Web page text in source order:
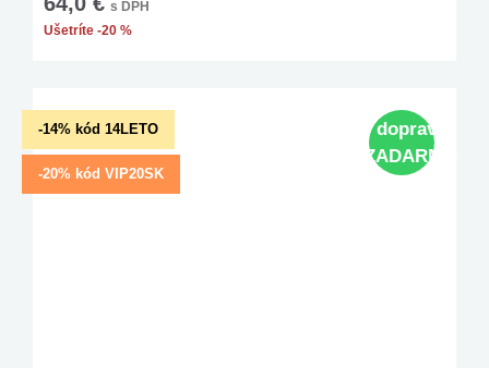
s DPH
Ušetríte -20 %
-14% kód 14LETO
-20% kód VIP20SK
doprava
ZADARMO